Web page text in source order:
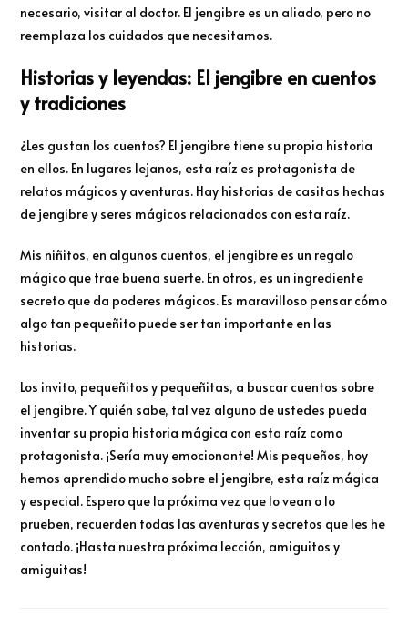
necesario, visitar al doctor. El jengibre es un aliado, pero no
reemplaza los cuidados que necesitamos.
Historias y leyendas: El jengibre en cuentos
y tradiciones
¿Les gustan los cuentos? El jengibre tiene su propia historia
en ellos. En lugares lejanos, esta raíz es protagonista de
relatos mágicos y aventuras. Hay historias de casitas hechas
de jengibre y seres mágicos relacionados con esta raíz.
Mis niñitos, en algunos cuentos, el jengibre es un regalo
mágico que trae buena suerte. En otros, es un ingrediente
secreto que da poderes mágicos. Es maravilloso pensar cómo
algo tan pequeñito puede ser tan importante en las
historias.
Los invito, pequeñitos y pequeñitas, a buscar cuentos sobre
el jengibre. Y quién sabe, tal vez alguno de ustedes pueda
inventar su propia historia mágica con esta raíz como
protagonista. ¡Sería muy emocionante! Mis pequeños, hoy
hemos aprendido mucho sobre el jengibre, esta raíz mágica
y especial. Espero que la próxima vez que lo vean o lo
prueben, recuerden todas las aventuras y secretos que les he
contado. ¡Hasta nuestra próxima lección, amiguitos y
amiguitas!